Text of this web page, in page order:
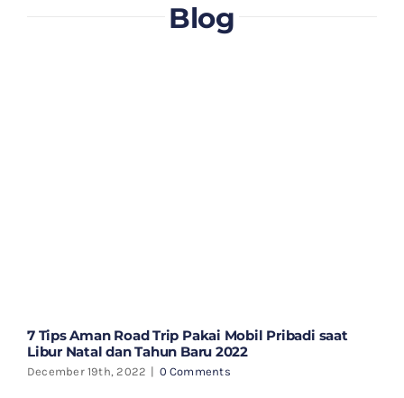
Blog
7 Tips Aman Road Trip Pakai Mobil Pribadi saat
Libur Natal dan Tahun Baru 2022
December 19th, 2022 | 0 Comments